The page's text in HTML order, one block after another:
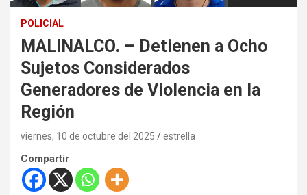
POLICIAL
MALINALCO. – Detienen a Ocho
Sujetos Considerados
Generadores de Violencia en la
Región
viernes, 10 de octubre del 2025 estrella
Compartir